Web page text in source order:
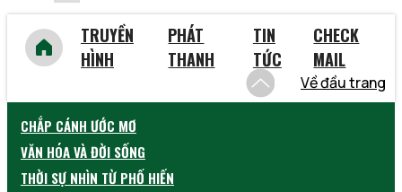
TRUYỀN
HÌNH
PHÁT
THANH
TIN
TỨC
CHECK
MAIL
Về đầu trang
CHẮP CÁNH ƯỚC MƠ
VĂN HÓA VÀ ĐỜI SỐNG
THỜI SỰ NHÌN TỪ PHỐ HIẾN